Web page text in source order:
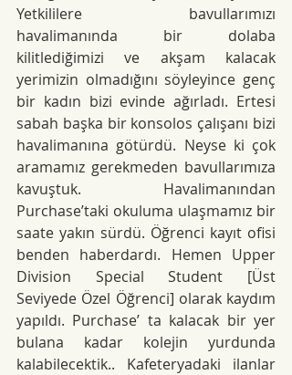
Yetkililere bavullarımızı
havalimanında bir dolaba
kilitlediğimizi ve akşam kalacak
yerimizin olmadığını söyleyince genç
bir kadın bizi evinde ağırladı. Ertesi
sabah başka bir konsolos çalışanı bizi
havalimanına götürdü. Neyse ki çok
aramamız gerekmeden bavullarımıza
kavuştuk. Havalimanından
Purchase’taki okuluma ulaşmamız bir
saate yakın sürdü. Öğrenci kayıt ofisi
benden haberdardı. Hemen Upper
Division Special Student [Üst
Seviyede Özel Öğrenci] olarak kaydım
yapıldı. Purchase’ ta kalacak bir yer
bulana kadar kolejin yurdunda
kalabilecektik.. Kafeteryadaki ilanlar